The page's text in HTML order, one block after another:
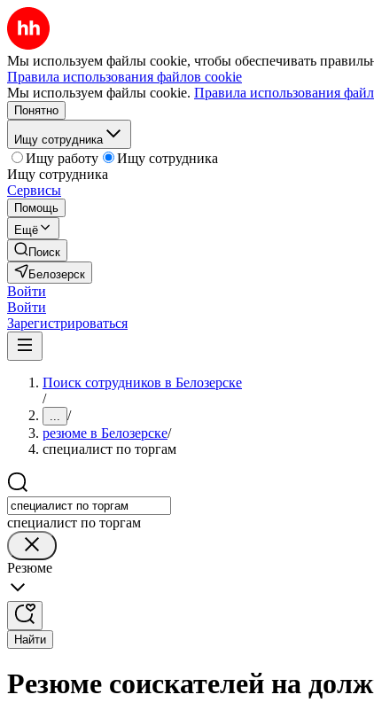
Мы используем файлы cookie, чтобы обеспечивать
Правила использования файлов cookie
Мы используем файлы cookie. Правила использования
Понятно
Ищу сотрудника
Ищу работу
Ищу сотрудника
Ищу сотрудника
Сервисы
Помощь
Ещё
Поиск
Белозерск
Войти
Войти
Зарегистрироваться
Поиск сотрудников в Белозерске
/
... /
резюме в Белозерске/
специалист по торгам
специалист по торгам
Резюме
Найти
Резюме соискателей на